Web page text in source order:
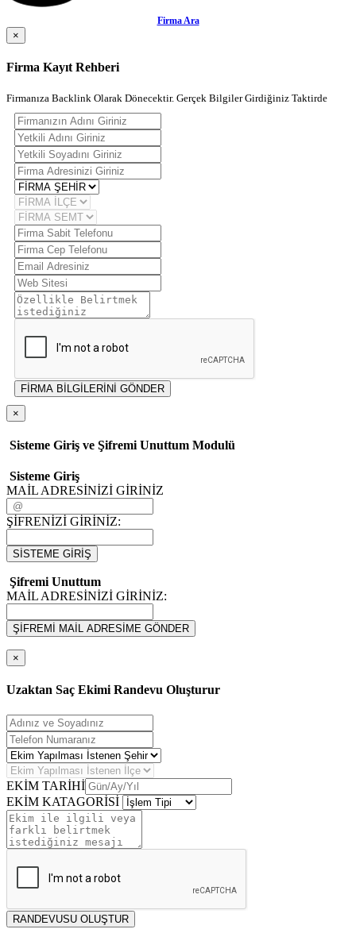
Firma Ara
×
Firma Kayıt Rehberi
Firmanıza Backlink Olarak Dönecektir. Gerçek Bilgiler Girdiğiniz Taktirde
FİRMA BİLGİLERİNİ GÖNDER
×
Sisteme Giriş ve Şifremi Unuttum Modulü
Sisteme Giriş
MAİL ADRESİNİZİ GİRİNİZ
ŞİFRENİZİ GİRİNİZ:
SİSTEME GİRİŞ
Şifremi Unuttum
MAİL ADRESİNİZİ GİRİNİZ:
ŞİFREMİ MAİL ADRESİME GÖNDER
×
Uzaktan Saç Ekimi Randevu Oluşturur
EKİM TARİHİ
EKİM KATAGORİSİ
RANDEVUSU OLUŞTUR